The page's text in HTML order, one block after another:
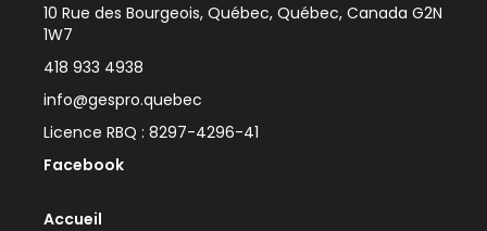
10 Rue des Bourgeois, Québec, Québec, Canada G2N
1W7
418 933 4938
info@gespro.quebec
Licence RBQ : 8297-4296-41
Facebook
Accueil